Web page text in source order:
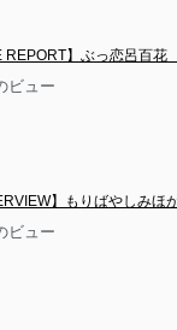
REPORT】ぶっ恋呂百花
ビュー
】もりばやしみほ
ビュー